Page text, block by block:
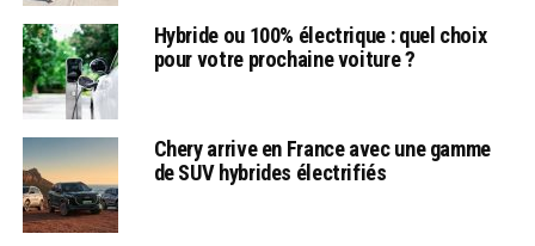
Hybride ou 100% électrique : quel choix
pour votre prochaine voiture ?
Chery arrive en France avec une gamme
de SUV hybrides électrifiés